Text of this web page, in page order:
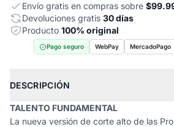
Envío gratis en compras sobre
Devoluciones gratis 30 días
Producto 100% original
Pago seguro WebPay MercadoPago
DESCRIPCIÓN
TALENTO FUNDAMENTAL
La nueva versión de corte alto de las